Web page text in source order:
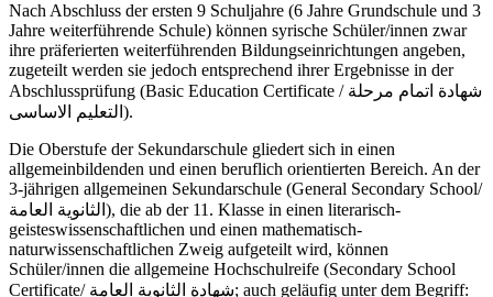
Nach Abschluss der ersten 9 Schuljahre (6 Jahre Grundschule und 3
Jahre weiterführende Schule) können syrische Schüler/innen zwar
ihre präferierten weiterführenden Bildungseinrichtungen angeben,
zugeteilt werden sie jedoch entsprechend ihrer Ergebnisse in der
Abschlussprüfung (Basic Education Certificate / شهادة اتمام مرحلة
التعليم الاساسى).
Die Oberstufe der Sekundarschule gliedert sich in einen
allgemeinbildenden und einen beruflich orientierten Bereich. An der
3-jährigen allgemeinen Sekundarschule (General Secondary School/
الثانوية العامة), die ab der 11. Klasse in einen literarisch-
geisteswissenschaftlichen und einen mathematisch-
naturwissenschaftlichen Zweig aufgeteilt wird, können
Schüler/innen die allgemeine Hochschulreife (Secondary School
Certificate/ شهادة الثانوية العامة; auch geläufig unter dem Begriff: